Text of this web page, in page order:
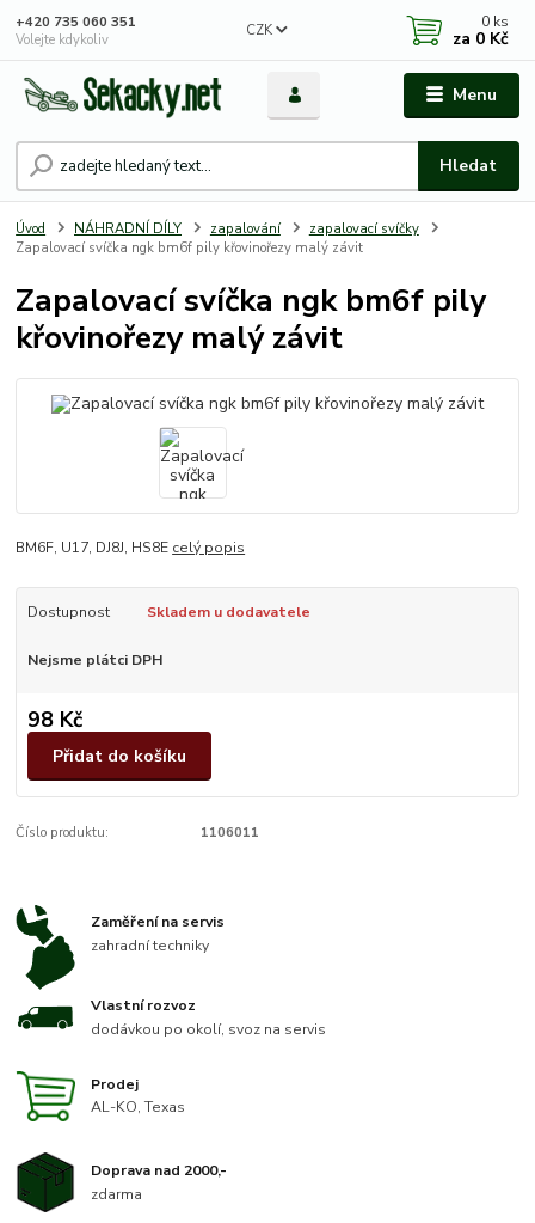
Menu
CZK
Hledat
+420 735 060 351
Volejte kdykoliv
0 ks
za 0 Kč
Úvod NÁHRADNÍ DÍLY zapalování
zapalovací svíčky
Zapalovací svíčka ngk bm6f pily křovinořezy malý závit
Zapalovací svíčka ngk bm6f pily
křovinořezy malý závit
BM6F, U17, DJ8J, HS8E celý popis
Dostupnost Skladem u dodavatele
Nejsme plátci DPH
98 Kč
Přidat do košíku
Číslo produktu: 1106011
Zaměření na servis
zahradní techniky
Vlastní rozvoz
dodávkou po okolí, svoz na servis
Prodej
AL-KO, Texas
Doprava nad 2000,-
zdarma